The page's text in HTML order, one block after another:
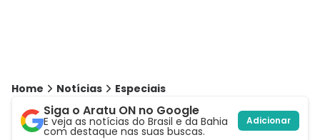
Home Notícias Especiais
Siga o Aratu ON no Google
E veja as notícias do Brasil e da Bahia
com destaque nas suas buscas.
Adicionar